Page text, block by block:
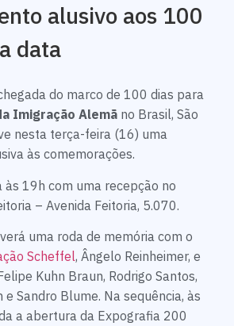
alusivo aos 100
data
do marco de 100 dias para
Imigração Alemã no Brasil, São
nesta terça-feira (16) uma
às comemorações.
às 19h com uma recepção no
– Avenida Feitoria, 5.070.
uma roda de memória com o
Scheffel, Ângelo Reinheimer, e
Kuhn Braun, Rodrigo Santos,
e Sandro Blume. Na sequência, às
a abertura da Expografia 200